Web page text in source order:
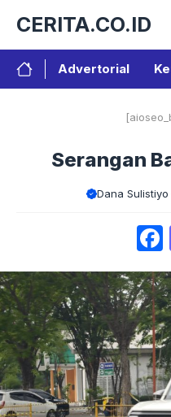
isi
CERITA.CO.ID
Advertorial
Serangan
Dana Sulistiyo